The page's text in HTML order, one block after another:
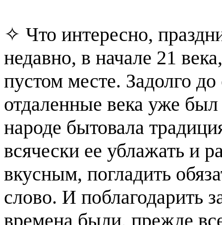
✧ Что интересно,
недавно, в начале 21
пустом месте. Задолго
отдаленные века уже
народе бытовала
всячески ее ублажать и
вкусным, погладить
слово. И поблагодарить
времена были, прежде